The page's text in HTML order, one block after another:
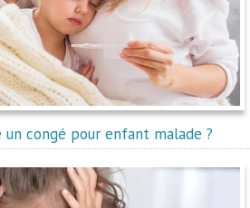
congé pour enfant malade ?